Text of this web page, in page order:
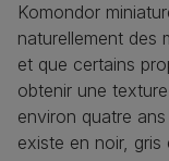
Komondor
naturellement des
et que certains
obtenir une
environ quatre
existe en noir, gris